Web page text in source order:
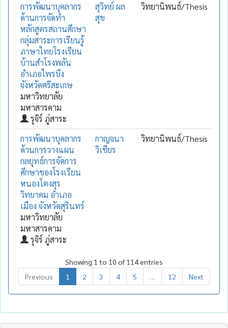
การพัฒนาบุคลากร
ด้านการจัดทำ
หลักสูตรสถานศึกษา
กลุ่มสาระการเรียนรู้
ภาษาไทยโรงเรียน
บ้านสำโรงพลัน
อำเภอไพรบึง
จังหวัดศรีสะเกษ
มหาวิทยาลัย
มหาสารคาม
รุจิร์ ภู่สาระ
สุวิทย์ ผล
สุข
วิทยานิพนธ์/Thesis
การพัฒนาบุคลากร
ด้านการวางแผน
กลยุทธ์การจัดการ
ศึกษาของโรงเรียน
หนองโตงสุร
วิทยาคม อำเภอ
เมือง จังหวัดสุรินทร์
มหาวิทยาลัย
มหาสารคาม
รุจิร์ ภู่สาระ
กาญจนา
วิเชียร
วิทยานิพนธ์/Thesis
Showing 1 to 10 of 114 entries
Previous
1 2 3 4 5 12 Next